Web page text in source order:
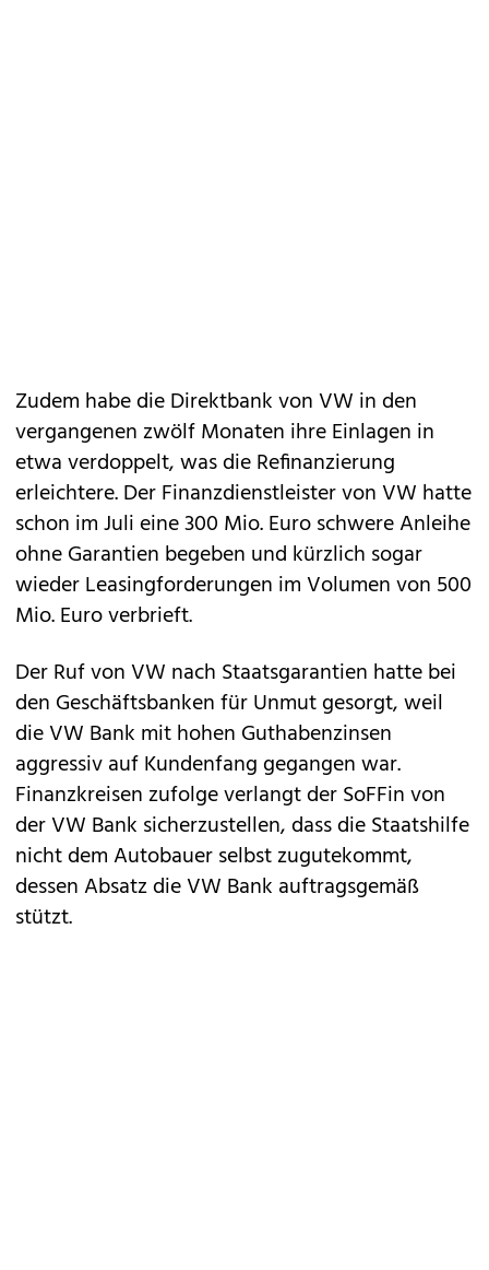
Zudem habe die Direktbank von VW in den
vergangenen zwölf Monaten ihre Einlagen in
etwa verdoppelt, was die Refinanzierung
erleichtere. Der Finanzdienstleister von VW hatte
schon im Juli eine 300 Mio. Euro schwere Anleihe
ohne Garantien begeben und kürzlich sogar
wieder Leasingforderungen im Volumen von 500
Mio. Euro verbrieft.
Der Ruf von VW nach Staatsgarantien hatte bei
den Geschäftsbanken für Unmut gesorgt, weil
die VW Bank mit hohen Guthabenzinsen
aggressiv auf Kundenfang gegangen war.
Finanzkreisen zufolge verlangt der SoFFin von
der VW Bank sicherzustellen, dass die Staatshilfe
nicht dem Autobauer selbst zugutekommt,
dessen Absatz die VW Bank auftragsgemäß
stützt.